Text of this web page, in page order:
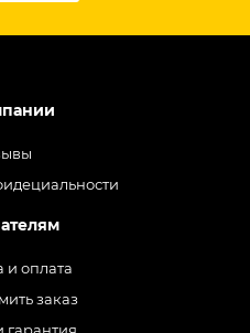
и оплата
заказ